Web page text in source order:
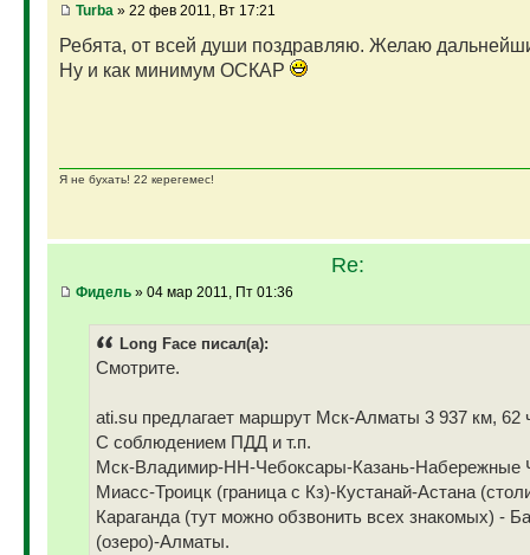
Turba » 22 фев 2011, Вт 17:21
Ребята, от всей души поздравляю. Желаю
Ну и как минимум ОСКАР
Я не бухать! 22 керегемес!
Re:
Фидель» 04 мар 2011, Пт 01:36
Long Face писал(а):
Cмотрите.
ati.su предлагает маршрут Мск-Алматы 3 937 км, 62
С соблюдением ПДД и т.п.
Мск-Владимир-НН-Чебоксары-Казань-
Миасс-Троицк (граница с Кз)-Кустанай-Астана
Караганда (тут можно обзвонить всех знакомых) -
(озеро)-Алматы.